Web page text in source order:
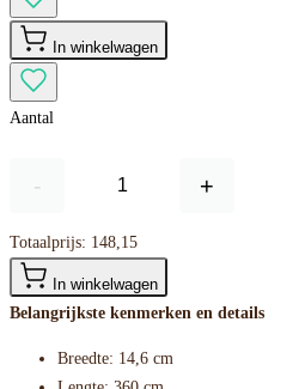
In winkelwagen
Aantal
- +
Totaalprijs: 148,15
In winkelwagen
Belangrijkste kenmerken en details
Breedte: 14,6 cm